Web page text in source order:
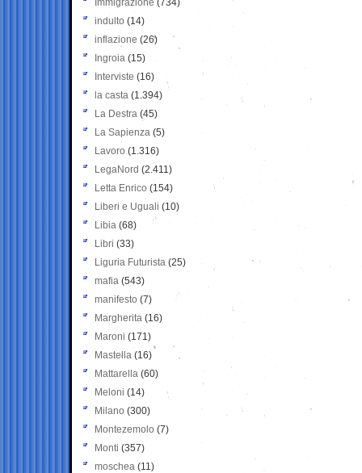
Immigrazione (734)
indulto (14)
inflazione (26)
Ingroia (15)
Interviste (16)
la casta (1.394)
La Destra (45)
La Sapienza (5)
Lavoro (1.316)
LegaNord (2.411)
Letta Enrico (154)
Liberi e Uguali (10)
Libia (68)
Libri (33)
Liguria Futurista (25)
mafia (543)
manifesto (7)
Margherita (16)
Maroni (171)
Mastella (16)
Mattarella (60)
Meloni (14)
Milano (300)
Montezemolo (7)
Monti (357)
moschea (11)